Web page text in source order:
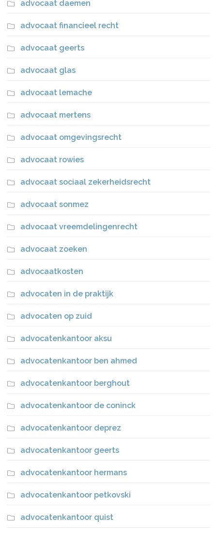
advocaat daemen
advocaat financieel recht
advocaat geerts
advocaat glas
advocaat lemache
advocaat mertens
advocaat omgevingsrecht
advocaat rowies
advocaat sociaal zekerheidsrecht
advocaat sonmez
advocaat vreemdelingenrecht
advocaat zoeken
advocaatkosten
advocaten in de praktijk
advocaten op zuid
advocatenkantoor aksu
advocatenkantoor ben ahmed
advocatenkantoor berghout
advocatenkantoor de coninck
advocatenkantoor deprez
advocatenkantoor geerts
advocatenkantoor hermans
advocatenkantoor petkovski
advocatenkantoor quist